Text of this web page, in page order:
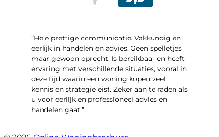
“Hele prettige communicatie. Vakkundig en
eerlijk in handelen en advies. Geen spelletjes
maar gewoon oprecht. Is bereikbaar en heeft
ervaring met verschillende situaties, vooral in
deze tijd waarin een woning kopen veel
kennis en strategie eist. Zeker aan te raden als
u voor eerlijk en professioneel advies en
handelen gaat.”